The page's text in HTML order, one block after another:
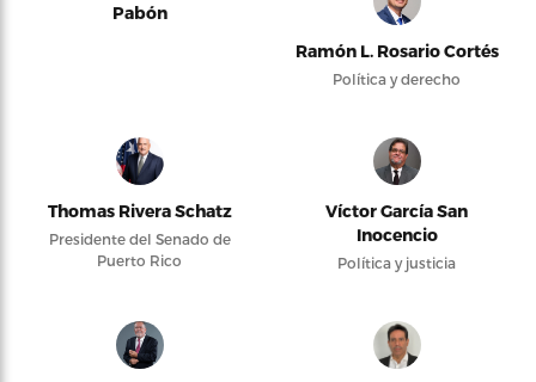
Pabón
Ramón L. Rosario Cortés
Política y derecho
Thomas Rivera Schatz
Presidente del Senado de
Puerto Rico
Víctor García San
Inocencio
Política y justicia